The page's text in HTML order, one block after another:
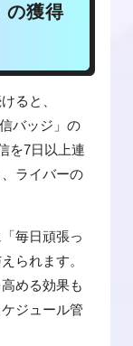
の獲得
ると、
バッジ」の
を7日以上連
ライバーの
毎日頑張っ
られます。
める効果も
ジュール管